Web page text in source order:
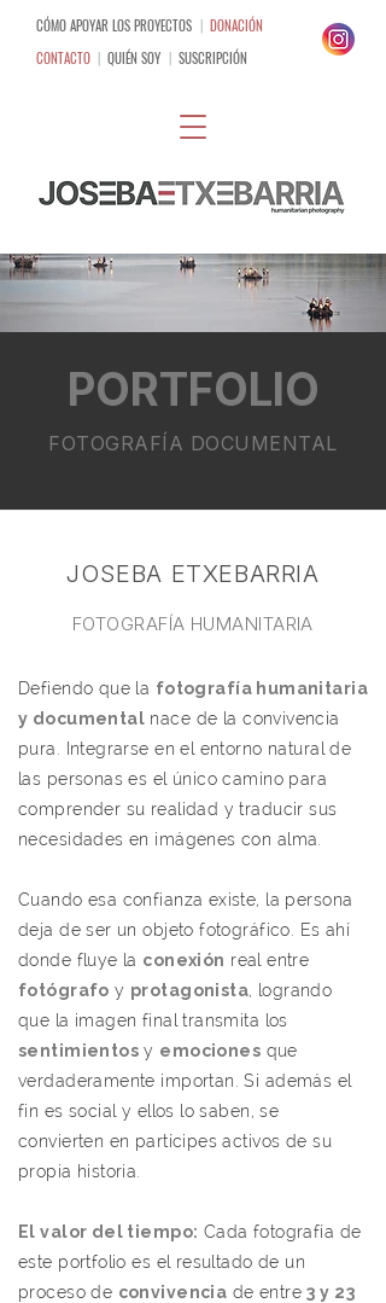
CÓMO APOYAR LOS PROYECTOS | DONACIÓN
CONTACTO | QUIÉN SOY | SUSCRIPCIÓN
PORTFOLIO
FOTOGRAFÍA DOCUMENTAL
JOSEBA ETXEBARRIA
FOTOGRAFÍA HUMANITARIA
Defiendo que la fotografía humanitaria
y documental nace de la convivencia
pura. Integrarse en el entorno natural de
las personas es el único camino para
comprender su realidad y traducir sus
necesidades en imágenes con alma.
Cuando esa confianza existe, la persona
deja de ser un objeto fotográfico. Es ahí
donde fluye la conexión real entre
fotógrafo y protagonista, logrando
que la imagen final transmita los
sentimientos y emociones que
verdaderamente importan. Si además el
fin es social y ellos lo saben, se
convierten en partícipes activos de su
propia historia.
El valor del tiempo: Cada fotografía de
este portfolio es el resultado de un
proceso de convivencia de entre3 y 23